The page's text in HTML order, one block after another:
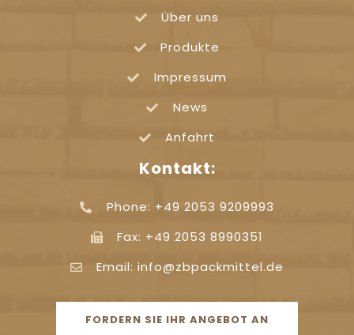
Über uns
Produkte
Impressum
News
Anfahrt
Kontakt:
Phone: +49 2053 9209993
Fax: +49 2053 8990351
Email: info@zbpackmittel.de
FORDERN SIE IHR ANGEBOT AN